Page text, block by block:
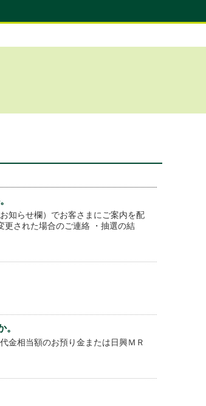
知らせ欄）でお客さまにご案内を配
更された場合のご連絡 ・抽選の結
金相当額のお預り金または日興ＭＲ